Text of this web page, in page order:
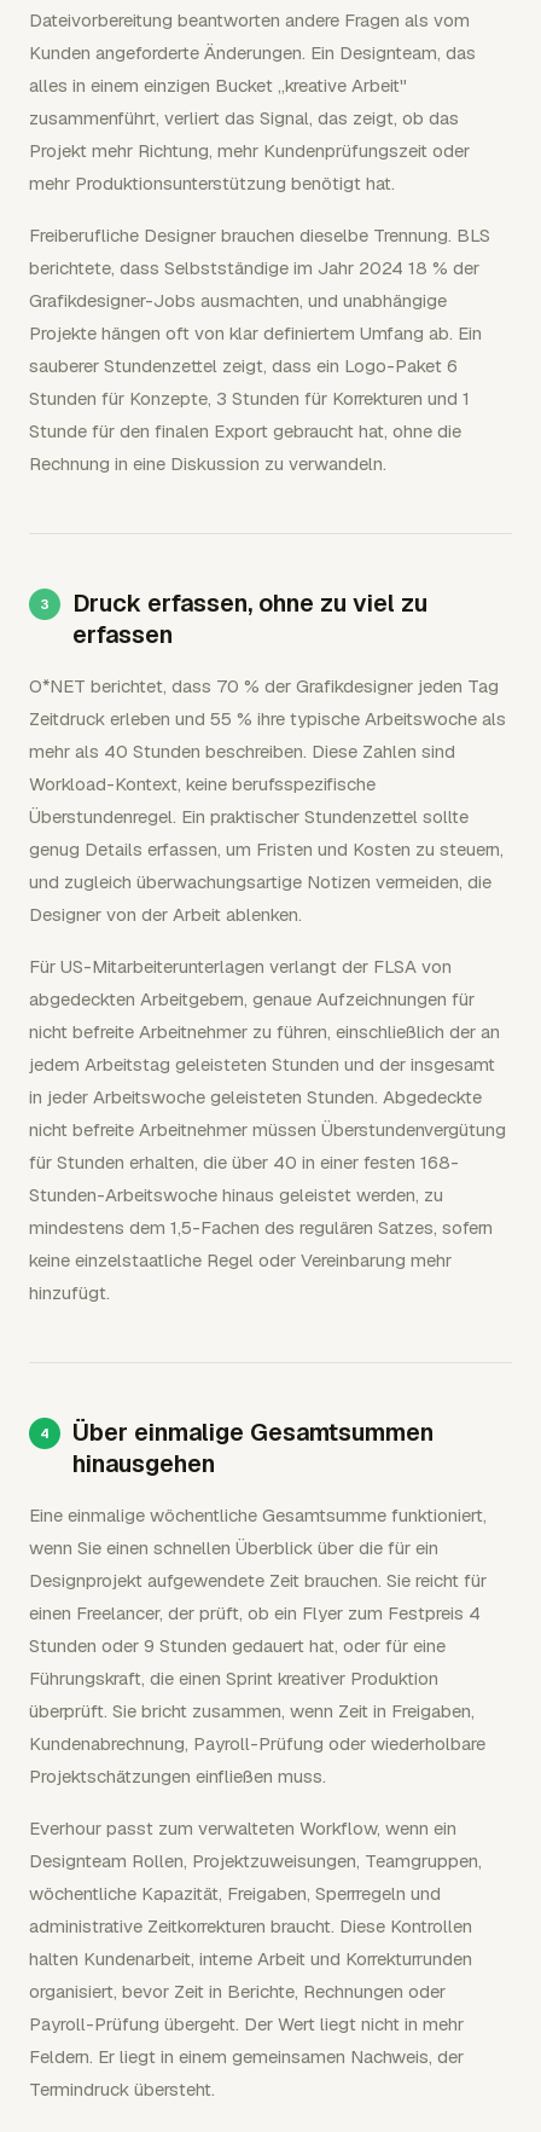
Dateivorbereitung beantworten andere Fragen als vom
Kunden angeforderte Änderungen. Ein Designteam, das
alles in einem einzigen Bucket „kreative Arbeit"
zusammenführt, verliert das Signal, das zeigt, ob das
Projekt mehr Richtung, mehr Kundenprüfungszeit oder
mehr Produktionsunterstützung benötigt hat.
Freiberufliche Designer brauchen dieselbe Trennung. BLS
berichtete, dass Selbstständige im Jahr 2024 18 % der
Grafikdesigner-Jobs ausmachten, und unabhängige
Projekte hängen oft von klar definiertem Umfang ab. Ein
sauberer Stundenzettel zeigt, dass ein Logo-Paket 6
Stunden für Konzepte, 3 Stunden für Korrekturen und 1
Stunde für den finalen Export gebraucht hat, ohne die
Rechnung in eine Diskussion zu verwandeln.
Druck erfassen, ohne zu viel zu
erfassen
O*NET berichtet, dass 70 % der Grafikdesigner jeden Tag
Zeitdruck erleben und 55 % ihre typische Arbeitswoche als
mehr als 40 Stunden beschreiben. Diese Zahlen sind
Workload-Kontext, keine berufsspezifische
Überstundenregel. Ein praktischer Stundenzettel sollte
genug Details erfassen, um Fristen und Kosten zu steuern,
und zugleich überwachungsartige Notizen vermeiden, die
Designer von der Arbeit ablenken.
Für US-Mitarbeiterunterlagen verlangt der FLSA von
abgedeckten Arbeitgebern, genaue Aufzeichnungen für
nicht befreite Arbeitnehmer zu führen, einschließlich der an
jedem Arbeitstag geleisteten Stunden und der insgesamt
in jeder Arbeitswoche geleisteten Stunden. Abgedeckte
nicht befreite Arbeitnehmer müssen Überstundenvergütung
für Stunden erhalten, die über 40 in einer festen 168-
Stunden-Arbeitswoche hinaus geleistet werden, zu
mindestens dem 1,5-Fachen des regulären Satzes, sofern
keine einzelstaatliche Regel oder Vereinbarung mehr
hinzufügt.
Über einmalige Gesamtsummen
hinausgehen
Eine einmalige wöchentliche Gesamtsumme funktioniert,
wenn Sie einen schnellen Überblick über die für ein
Designprojekt aufgewendete Zeit brauchen. Sie reicht für
einen Freelancer, der prüft, ob ein Flyer zum Festpreis 4
Stunden oder 9 Stunden gedauert hat, oder für eine
Führungskraft, die einen Sprint kreativer Produktion
überprüft. Sie bricht zusammen, wenn Zeit in Freigaben,
Kundenabrechnung, Payroll-Prüfung oder wiederholbare
Projektschätzungen einfließen muss.
Everhour passt zum verwalteten Workflow, wenn ein
Designteam Rollen, Projektzuweisungen, Teamgruppen,
wöchentliche Kapazität, Freigaben, Sperrregeln und
administrative Zeitkorrekturen braucht. Diese Kontrollen
halten Kundenarbeit, interne Arbeit und Korrekturrunden
organisiert, bevor Zeit in Berichte, Rechnungen oder
Payroll-Prüfung übergeht. Der Wert liegt nicht in mehr
Feldern. Er liegt in einem gemeinsamen Nachweis, der
Termindruck übersteht.